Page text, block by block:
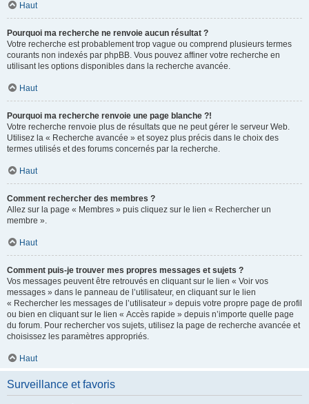
Haut
Pourquoi ma recherche ne renvoie aucun résultat ?
Votre recherche est probablement trop vague ou comprend plusieurs termes
courants non indexés par phpBB. Vous pouvez affiner votre recherche en
utilisant les options disponibles dans la recherche avancée.
Haut
Pourquoi ma recherche renvoie une page blanche ?!
Votre recherche renvoie plus de résultats que ne peut gérer le serveur Web.
Utilisez la « Recherche avancée » et soyez plus précis dans le choix des
termes utilisés et des forums concernés par la recherche.
Haut
Comment rechercher des membres ?
Allez sur la page « Membres » puis cliquez sur le lien « Rechercher un
membre ».
Haut
Comment puis-je trouver mes propres messages et sujets ?
Vos messages peuvent être retrouvés en cliquant sur le lien « Voir vos
messages » dans le panneau de l’utilisateur, en cliquant sur le lien
« Rechercher les messages de l’utilisateur » depuis votre propre page de profil
ou bien en cliquant sur le lien « Accès rapide » depuis n’importe quelle page
du forum. Pour rechercher vos sujets, utilisez la page de recherche avancée et
choisissez les paramètres appropriés.
Haut
Surveillance et favoris